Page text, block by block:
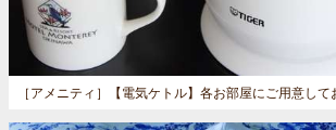
［アメニティ］ 【電気ケトル】各お部屋にご用意して